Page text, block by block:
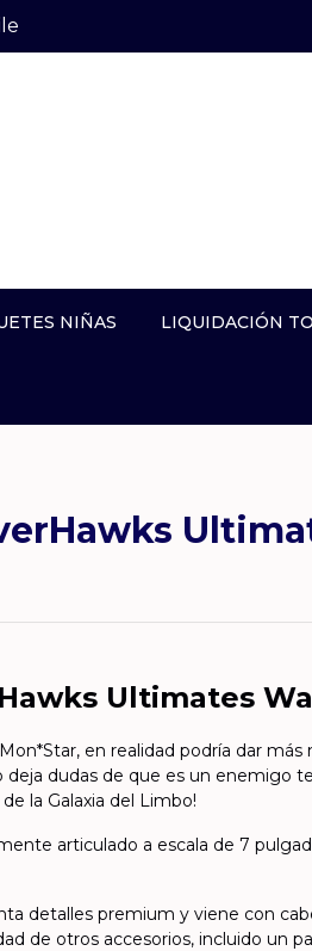
NIÑAS LIQUIDACIÓN
Ultimates
en realidad podría dar más
deja dudas de que es un enemigo
la Galaxia del Limbo!
articulado a escala de 7
detalles premium y viene con
de otros accesorios, incluido un